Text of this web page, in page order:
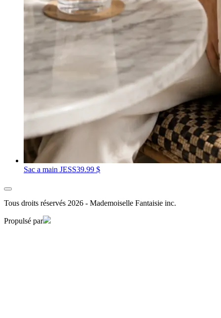
Sac a main JESS39.99 $
Tous droits réservés 2026 - Mademoiselle Fantaisie inc.
Propulsé par